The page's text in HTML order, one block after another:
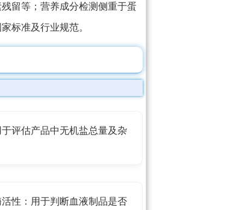
留等；营养成分检测侧重于蛋
标准及行业规范。
评估产品中无机盐总量及杂
性：用于判断血液制品是否